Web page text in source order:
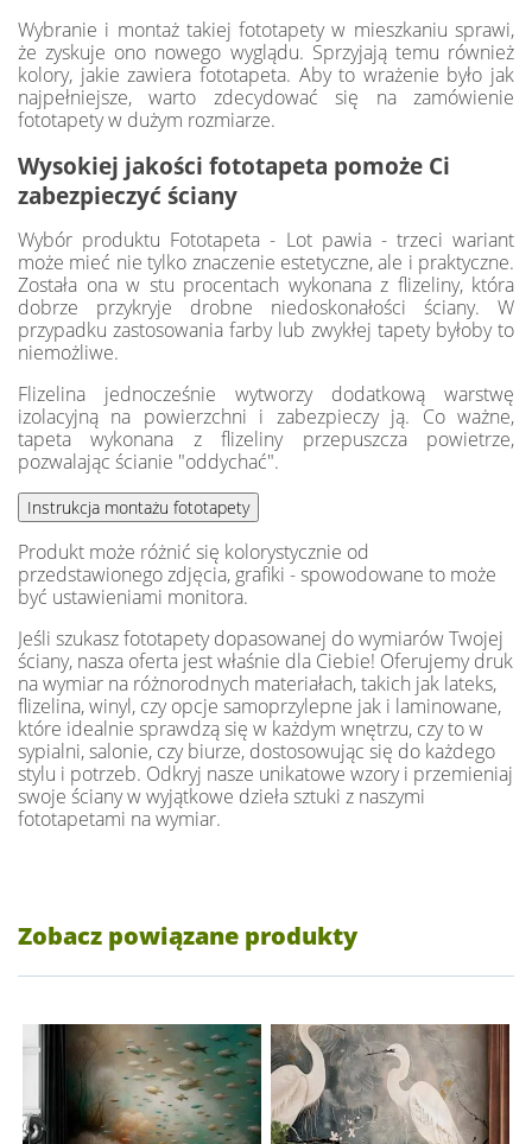
Wybranie i montaż takiej fototapety w mieszkaniu sprawi,
że zyskuje ono nowego wyglądu. Sprzyjają temu również
kolory, jakie zawiera fototapeta. Aby to wrażenie było jak
najpełniejsze, warto zdecydować się na zamówienie
fototapety w dużym rozmiarze.
Wysokiej jakości fototapeta pomoże Ci
zabezpieczyć ściany
Wybór produktu Fototapeta - Lot pawia - trzeci wariant
może mieć nie tylko znaczenie estetyczne, ale i praktyczne.
Została ona w stu procentach wykonana z flizeliny, która
dobrze przykryje drobne niedoskonałości ściany. W
przypadku zastosowania farby lub zwykłej tapety byłoby to
niemożliwe.
Flizelina jednocześnie wytworzy dodatkową warstwę
izolacyjną na powierzchni i zabezpieczy ją. Co ważne,
tapeta wykonana z flizeliny przepuszcza powietrze,
pozwalając ścianie "oddychać".
Produkt może różnić się kolorystycznie od
przedstawionego zdjęcia, grafiki - spowodowane to może
być ustawieniami monitora.
Jeśli szukasz fototapety dopasowanej do wymiarów Twojej
ściany, nasza oferta jest właśnie dla Ciebie! Oferujemy druk
na wymiar na różnorodnych materiałach, takich jak lateks,
flizelina, winyl, czy opcje samoprzylepne jak i laminowane,
które idealnie sprawdzą się w każdym wnętrzu, czy to w
sypialni, salonie, czy biurze, dostosowując się do każdego
stylu i potrzeb. Odkryj nasze unikatowe wzory i przemieniaj
swoje ściany w wyjątkowe dzieła sztuki z naszymi
fototapetami na wymiar.
Zobacz powiązane produkty